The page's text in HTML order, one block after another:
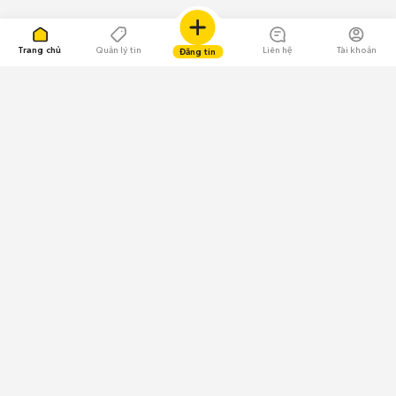
Trang chủ Quản lý tin Đăng tin Liên hệ Tài khoản